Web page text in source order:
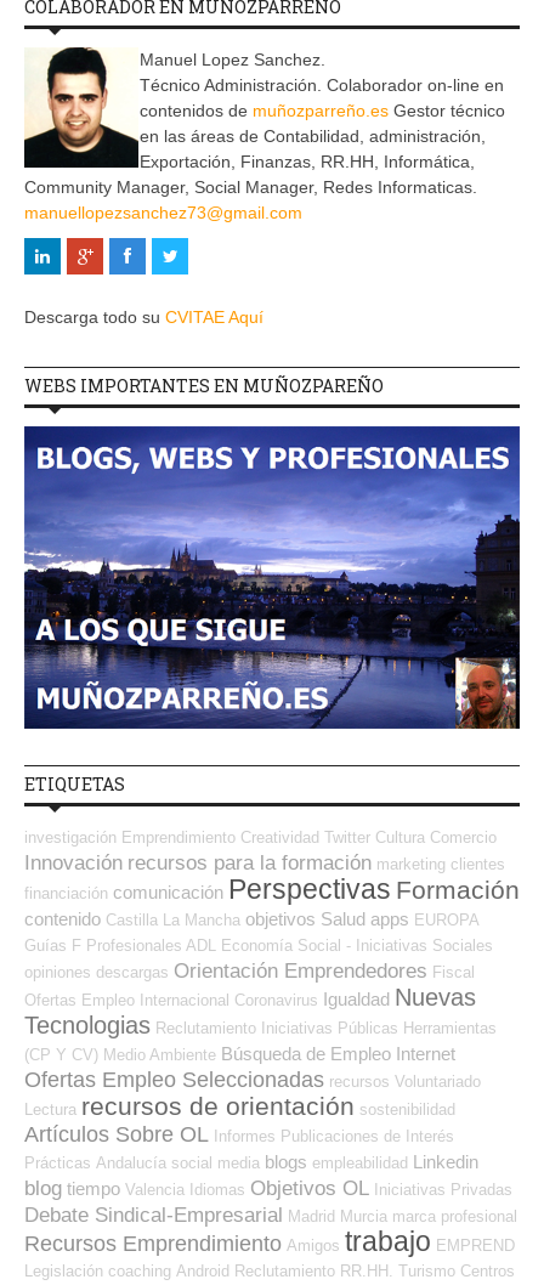
COLABORADOR EN MUÑOZPARREÑO
Manuel Lopez Sanchez.
Técnico Administración. Colaborador on-line en
contenidos de muñozparreño.es Gestor técnico
en las áreas de Contabilidad, administración,
Exportación, Finanzas, RR.HH, Informática,
Community Manager, Social Manager, Redes Informaticas.
manuellopezsanchez73@gmail.com
Descarga todo su CVITAE Aquí
WEBS IMPORTANTES EN MUÑOZPAREÑO
ETIQUETAS
investigación Emprendimiento Creatividad Twitter Cultura Comercio
Innovación recursos para la formación marketing clientes
financiación comunicación Perspectivas Formación
contenido Castilla La Mancha objetivos Salud apps EUROPA
Guías F Profesionales ADL
Economía Social - Iniciativas Sociales
opiniones descargas Orientación Emprendedores Fiscal
Ofertas Empleo Internacional Coronavirus Igualdad Nuevas
Tecnologias Reclutamiento Iniciativas Públicas Herramientas
(CP Y CV) Medio Ambiente Búsqueda de Empleo Internet
Ofertas Empleo Seleccionadas recursos Voluntariado
Lectura recursos de orientación sostenibilidad
Artículos Sobre OL Informes Publicaciones de Interés
Prácticas Andalucía social media blogs empleabilidad Linkedin
blog tiempo Valencia Idiomas Objetivos OL Iniciativas Privadas
Debate Sindical-Empresarial Madrid Murcia marca profesional
Recursos Emprendimiento Amigos trabajo EMPREND
Legislación coaching Android Reclutamiento RR.HH. Turismo Centros